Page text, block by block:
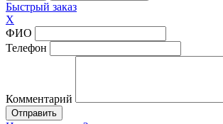
Быстрый заказ
X
ФИО
Телефон
Комментарий